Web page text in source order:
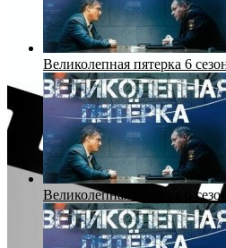
Великолепная пятерка 6
Великолепная пятерка 6